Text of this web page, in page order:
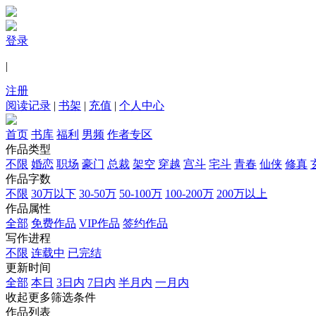
登录
|
注册
阅读记录 | 书架 | 充值 | 个人中心
首页 书库 福利 男频 作者专区
作品类型
不限 婚恋 职场 豪门 总裁 架空 穿越 宫斗 宅斗 青春 仙侠 修真
作品字数
不限 30万以下 30-50万 50-100万 100-200万 200万以上
作品属性
全部 免费作品 VIP作品 签约作品
写作进程
不限 连载中 已完结
更新时间
全部 本日 3日内 7日内 半月内 一月内
收起更多筛选条件
作品列表